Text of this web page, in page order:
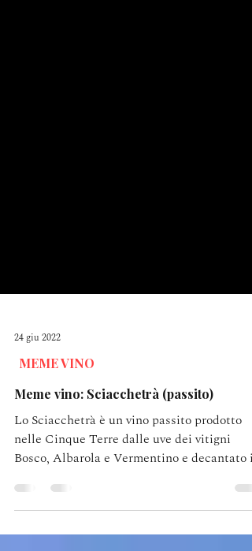
24 giu 2022
MEME VINO
Meme vino: Sciacchetrà (passito)
nelle Cinque Terre dalle uve dei vitigni
Bosco, Albarola e Vermentino e decantato in
ogni...